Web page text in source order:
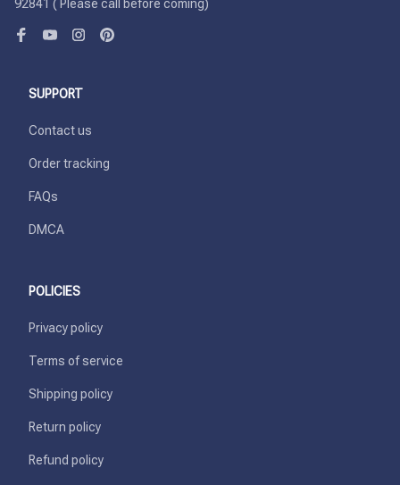
92841 ( Please call before coming)
SUPPORT
Contact us
Order tracking
FAQs
DMCA
POLICIES
Privacy policy
Terms of service
Shipping policy
Return policy
Refund policy